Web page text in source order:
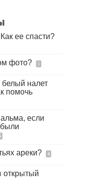
ее спасти?
фото? 1
белый налет
помочь
если
ареки? 4
открытый